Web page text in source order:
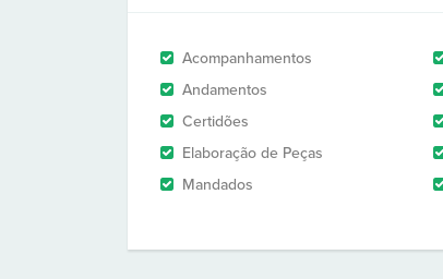
Acompanhamentos
Andamentos
Certidões
Elaboração de Peças
Mandados